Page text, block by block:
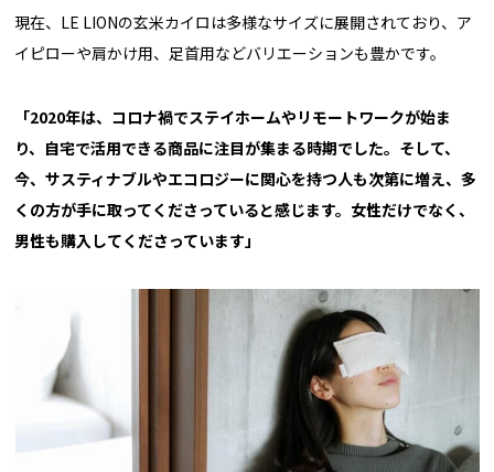
現在、LE LIONの玄米カイロは多様なサイズに展開されており、ア
イピローや肩かけ用、足首用などバリエーションも豊かです。
「2020年は、コロナ禍でステイホームやリモートワークが始ま
り、自宅で活用できる商品に注目が集まる時期でした。そして、
今、サスティナブルやエコロジーに関心を持つ人も次第に増え、多
くの方が手に取ってくださっていると感じます。女性だけでなく、
男性も購入してくださっています」